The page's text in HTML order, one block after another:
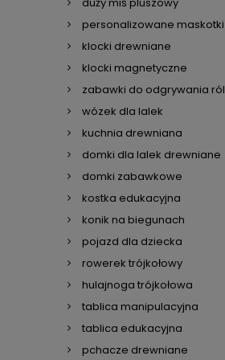
personalizowane maskotki
klocki drewniane
klocki magnetyczne
zabawki do odgrywania ról
wózek dla lalek
kuchnia drewniana
domki dla lalek drewniane
domki zabawkowe
kostka edukacyjna
konik na biegunach
pojazd dla dziecka
rowerek trójkołowy
hulajnoga trójkołowa
tablica manipulacyjna
tablica edukacyjna
pchacze drewniane